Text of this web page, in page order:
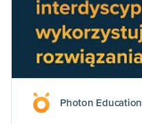
Photon Education